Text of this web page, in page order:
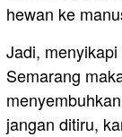
hewan ke
Jadi,
Semarang
jangan ditiru,